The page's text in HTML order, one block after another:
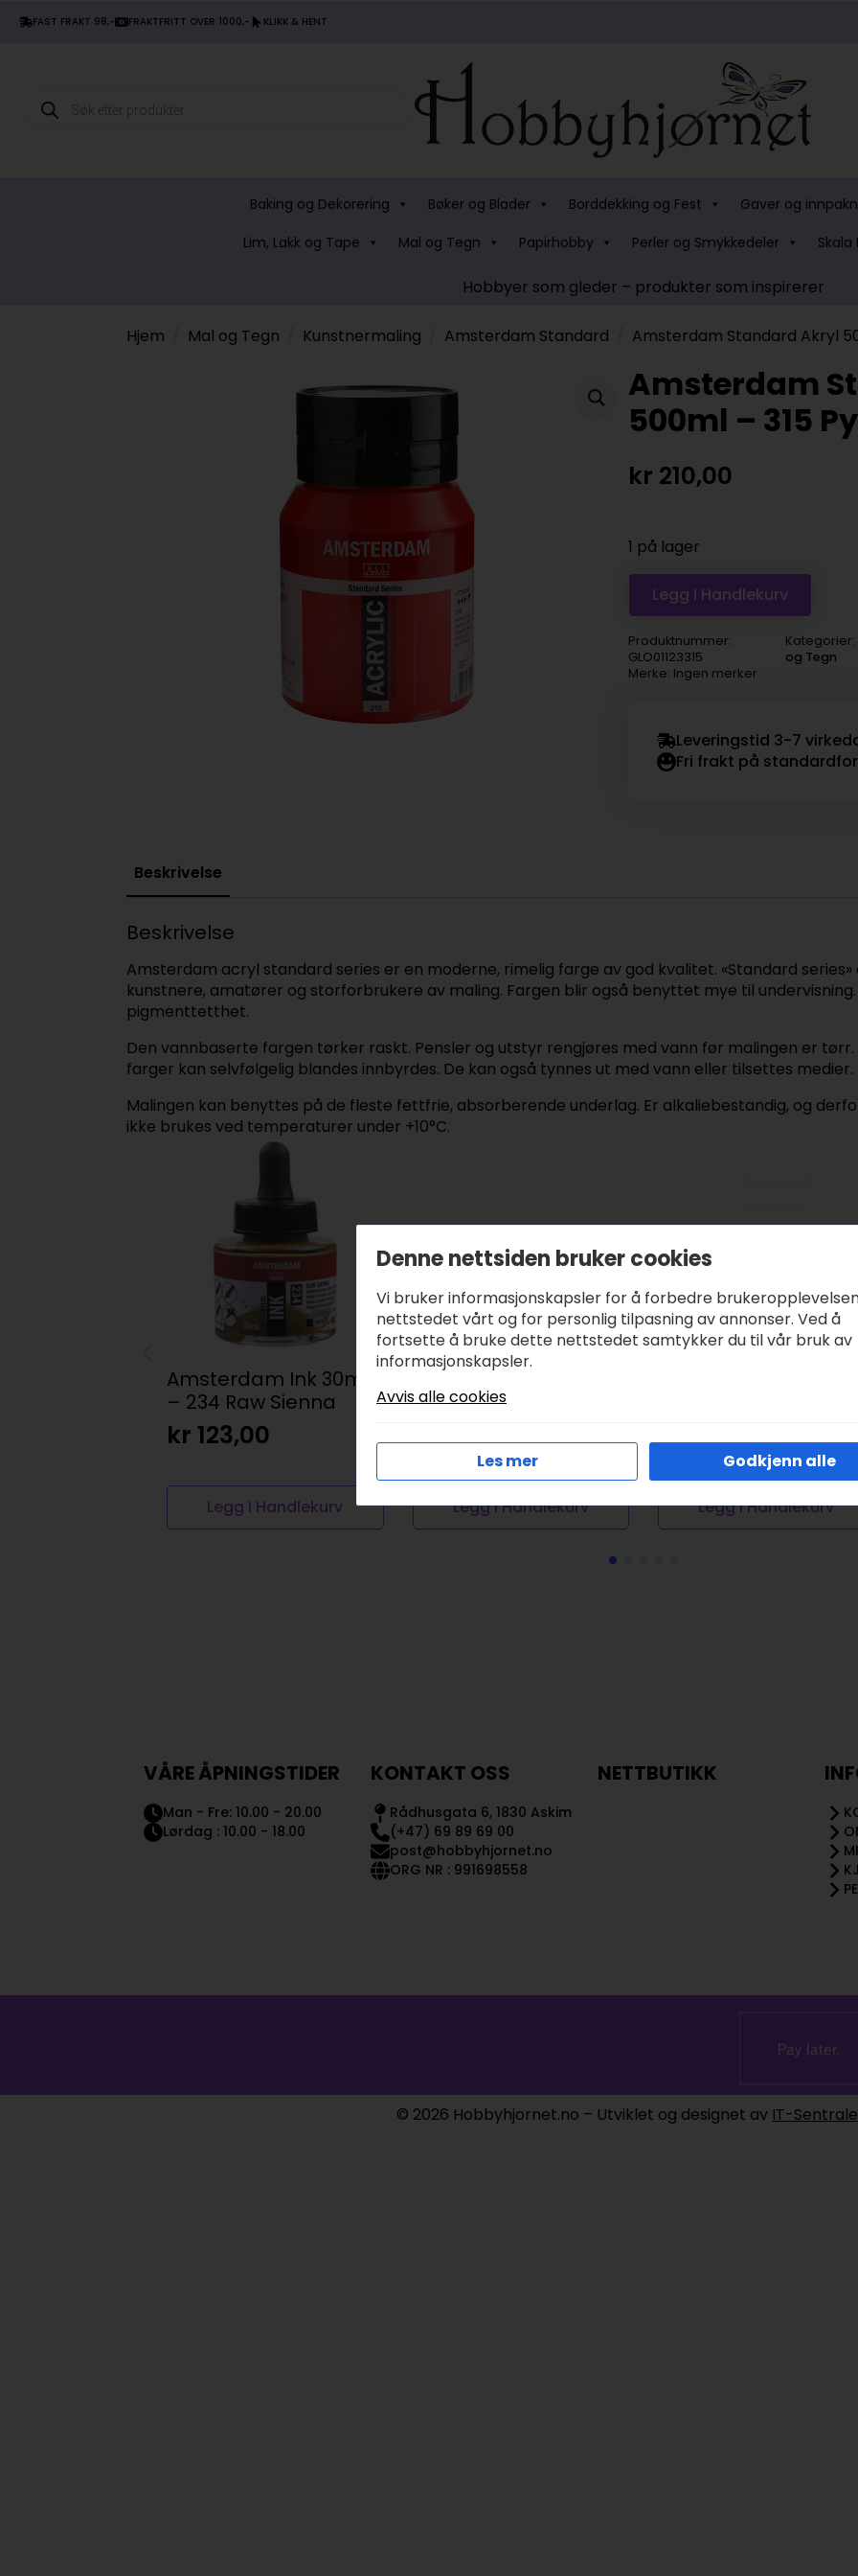
FAST FRAKT 98,- FRAKTFRITT OVER 1000,- KLIKK & HENT
Products
search
Baking og Dekorering Bøker og Blader Borddekking og Fest Gaver og
Lim, Lakk og Tape
Mal og Tegn Papirhobby Perler og Smykkedeler Skala
Hobbyer som gleder – produkter som inspirerer
Hjem Mal og Tegn Kunstnermaling Amsterdam Standard Amsterdam Standard Akryl
Amsterdam
500ml – 315
kr 210,00
1 på lager
Legg I Handlekurv
Produktnummer:
GLO01123315
Kategorier:
og Tegn
Merke: Ingen merker
Leveringstid 3-7
Fri frakt på
Beskrivelse
Beskrivelse
Amsterdam acryl standard series er en moderne, rimelig farge av god kvalitet. «Standard
kunstnere, amatører og storforbrukere av maling. Fargen blir også benyttet mye til
pigmenttetthet.
Den vannbaserte fargen tørker raskt. Pensler og utstyr rengjøres med vann før malingen er
farger kan selvfølgelig blandes innbyrdes. De kan også tynnes ut med vann eller tilsettes medier.
Malingen kan benyttes på de fleste fettfrie, absorberende underlag. Er alkaliebestandig, og
ikke brukes ved temperaturer under +10°C.
Amsterdam Ink 30ml
– 234 Raw Sienna
kr 123,00
Legg I Handlekurv
Sakura Pigma Micron
xsdk01 #49 sort
kr48,00
Legg I Handlekurv
kr79,00
Legg I Handlekurv
VÅRE ÅPNINGSTIDER
Man - Fre: 10.00 - 20.00
Lørdag : 10.00 - 18.00
KONTAKT OSS
Rådhusgata 6, 1830 Askim
(+47) 69 89 69 00
post@hobbyhjornet.no
ORG NR : 991698558
NETTBUTIKK
© 2026 Hobbyhjornet.no – Utviklet og designet av IT-
Denne nettsiden bruker cookies
Vi bruker informasjonskapsler for å forbedre
nettstedet vårt og for personlig tilpasning av annonser. Ved å
fortsette å bruke dette nettstedet samtykker du til vår bruk av
informasjonskapsler.
Avvis alle cookies
Les mer Godkjenn alle